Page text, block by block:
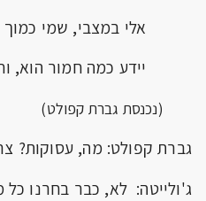
אלי במצבי, שמי כמוך
יידע כמה חמור הוא,
(נכנסת גברת קפולט)
גברת קפולט: מה, עסוקות?
ג'ולייטה: לא, כבר בחרנו כל